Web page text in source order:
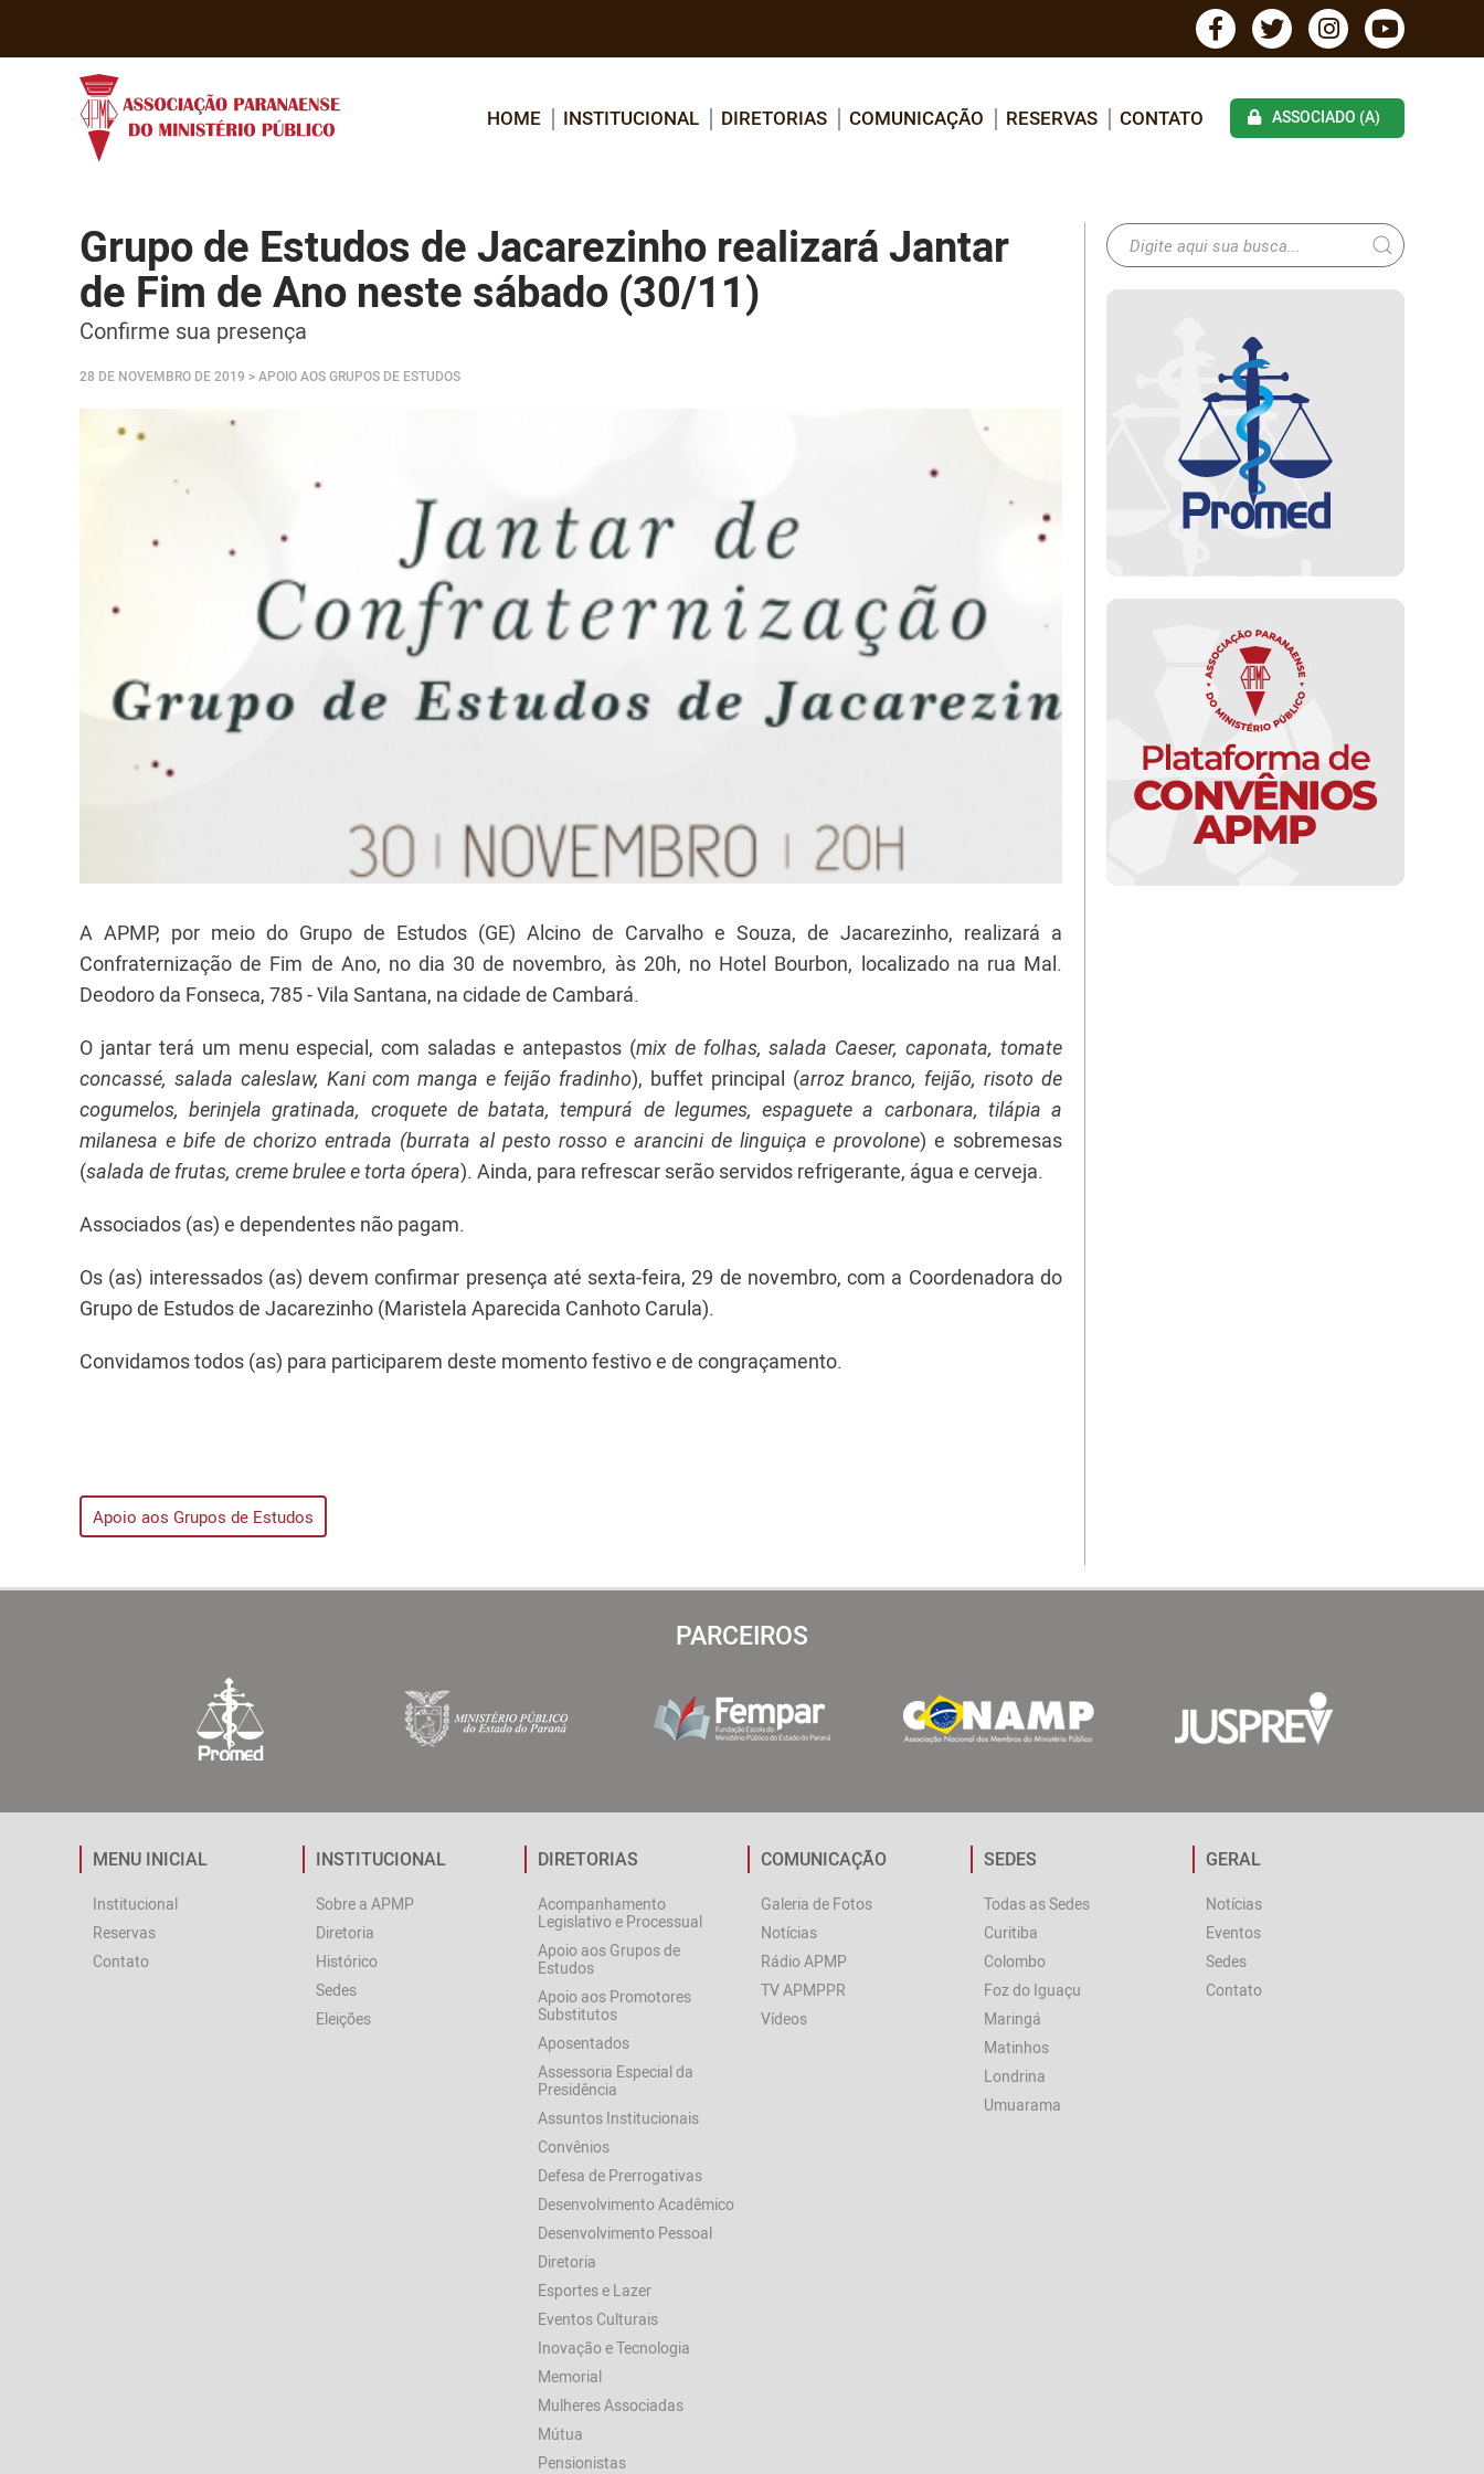
HOME INSTITUCIONAL DIRETORIAS COMUNICAÇÃO RESERVAS CONTATO ASSOCIADO (A)
Grupo de Estudos de Jacarezinho realizará Jantar
de Fim de Ano neste sábado (30/11)
Confirme sua presença
28 DE NOVEMBRO DE 2019 > APOIO AOS GRUPOS DE ESTUDOS
A APMP, por meio do Grupo de Estudos (GE) Alcino de Carvalho e Souza, de Jacarezinho, realizará a
Confraternização de Fim de Ano, no dia 30 de novembro, às 20h, no Hotel Bourbon, localizado na rua Mal.
Deodoro da Fonseca, 785 - Vila Santana, na cidade de Cambará.
O jantar terá um menu especial, com saladas e antepastos (mix de folhas, salada Caeser, caponata, tomate
concassé, salada caleslaw, Kani com manga e feijão fradinho), buffet principal (arroz branco, feijão, risoto de
cogumelos, berinjela gratinada, croquete de batata, tempurá de legumes, espaguete a carbonara, tilápia a
milanesa e bife de chorizo entrada (burrata al pesto rosso e arancini de linguiça e provolone) e sobremesas
(salada de frutas, creme brulee e torta ópera). Ainda, para refrescar serão servidos refrigerante, água e cerveja.
Associados (as) e dependentes não pagam.
Os (as) interessados (as) devem confirmar presença até sexta-feira, 29 de novembro, com a Coordenadora do
Grupo de Estudos de Jacarezinho (Maristela Aparecida Canhoto Carula).
Convidamos todos (as) para participarem deste momento festivo e de congraçamento.
Apoio aos Grupos de Estudos
PARCEIROS
MENU INICIAL
Institucional
Reservas
Contato
INSTITUCIONAL
Sobre a APMP
Diretoria
Histórico
Sedes
Eleições
DIRETORIAS
Acompanhamento
Legislativo e Processual
Apoio aos Grupos de
Estudos
Apoio aos Promotores
Substitutos
Aposentados
Assessoria Especial da
Presidência
Assuntos Institucionais
Convênios
Defesa de Prerrogativas
Desenvolvimento Acadêmico
Desenvolvimento Pessoal
Diretoria
Esportes e Lazer
Eventos Culturais
Inovação e Tecnologia
Memorial
Mulheres Associadas
Mútua
Pensionistas
COMUNICAÇÃO
Galeria de Fotos
Notícias
Rádio APMP
TV APMPPR
Vídeos
SEDES
Todas as Sedes
Curitiba
Colombo
Foz do Iguaçu
Maringá
Matinhos
Londrina
Umuarama
GERAL
Notícias
Eventos
Sedes
Contato